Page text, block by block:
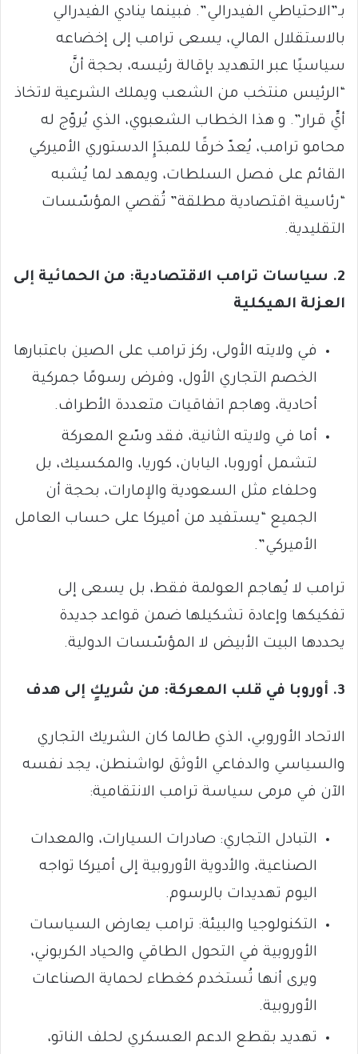
بـ”الاحتياطي الفيدرالي”. فبينما ينادي الفيدرالي
بالاستقلال المالي، يسعى ترامب إلى إخضاعه
سياسيًا عبر التهديد بإقالة رئيسه، بحجة أنَّ
“الرئيس منتخب من الشعب ويملك الشرعية لاتخاذ
أيِّ قرار”. و هذا الخطاب الشعبوي، الذي يُروّج له
محامو ترامب، يُعدّ خرقًا للمبدَإِ الدستوري الأميركي
القائم على فصل السلطات، ويمهد لما يُشبه
“رئاسية اقتصادية مطلقة” تُقصي المؤسّسات
التقليدية.
2. سياسات ترامب الاقتصادية: من الحمائية إلى
العزلة الهيكلية
في ولايته الأولى، ركز ترامب على الصين باعتبارها
الخصم التجاري الأول، وفرض رسومًا جمركية
أحادية، وهاجم اتفاقيات متعددة الأطراف.
أما في ولايته الثانية، فقد وسّع المعركة
لتشمل أوروبا، اليابان، كوريا، والمكسيك، بل
وحلفاء مثل السعودية والإمارات، بحجة أن
الجميع “يستفيد من أميركا على حساب العامل
الأميركي”.
ترامب لا يُهاجم العولمة فقط، بل يسعى إلى
تفكيكها وإعادة تشكيلها ضمن قواعد جديدة
يحددها البيت الأبيض لا المؤسّسات الدولية.
3. أوروبا في قلب المعركة: من شريكٍ إلى هدف
الاتحاد الأوروبي، الذي طالما كان الشريك التجاري
والسياسي والدفاعي الأوثق لواشنطن، يجد نفسه
الآن في مرمى سياسة ترامب الانتقامية:
التبادل التجاري: صادرات السيارات، والمعدات
الصناعية، والأدوية الأوروبية إلى أميركا تواجه
اليوم تهديدات بالرسوم.
التكنولوجيا والبيئة: ترامب يعارض السياسات
الأوروبية في التحول الطاقي والحياد الكربوني،
ويرى أنها تُستخدم كغطاء لحماية الصناعات
الأوروبية.
تهديد بقطع الدعم العسكري لحلف الناتو،